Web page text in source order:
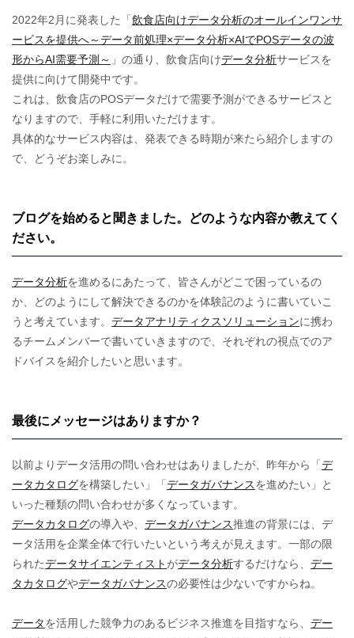
2022年2月に発表した「 飲食店向けデータ分析のオールインワンサ
ービスを提供へ～データ前処理×データ分析×AIでPOSデータの波
形からAI需要予測～ 」の通り、飲食店向けデータ分析サービスを
提供に向けて開発中です。
これは、飲食店のPOSデータだけで需要予測ができるサービスと
なりますので、手軽に利用いただけます。
具体的なサービス内容は、発表できる時期が来たら紹介しますの
で、どうぞお楽しみに。
ブログを始めると聞きました。どのような内容か教えてく
ださい。
データ分析を進めるにあたって、皆さんがどこで困っているの
か、どのようにして解決できるのかを体験記のように書いていこ
うと考えています。 データアナリティクスソリューションに携わ
るチームメンバーで書いていきますので、それぞれの視点でのア
ドバイスを紹介したいと思います。
最後にメッセージはありますか？
以前よりデータ活用の問い合わせはありましたが、昨年から「 デ
ータカタログを構築したい」「 データガバナンスを進めたい」と
いった種類の問い合わせが多くなっています。
データカタログの導入や、 データガバナンス推進の背景には、デ
ータ活用を企業全体で行いたいという考えが見えます。一部の限
られたデータサイエンティスト がデータ分析するだけなら、 デー
タカタログやデータガバナンスの必要性は少ないですからね。
データを活用した競争力のあるビジネス推進を目指すなら、 デー